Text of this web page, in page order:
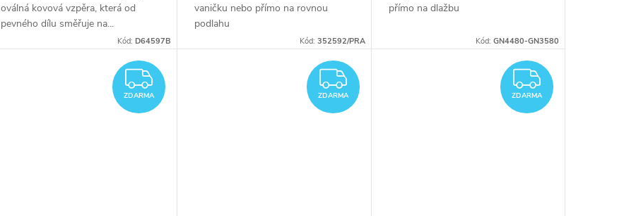
oválná kovová vzpěra, která od
pevného dílu směřuje na...
Kód:D64597B
vaničku nebo přímo na rovnou
podlahu
Kód: 352592/PRA
přímo na dlažbu
Kód: GN4480-GN3580
ZDARMA
ZDARMA
ZDARMA
ZDARMA ZDARMA